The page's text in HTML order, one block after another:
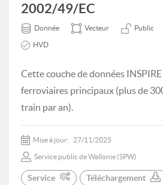
2002/49/EC
Donnée Vecteur Public
HVD
Cette couche de données
ferroviaires principaux (plus de
train par an).
Mise à jour: 27/11/2025
Service public de Wallonie (SPW)
Service Téléchargement